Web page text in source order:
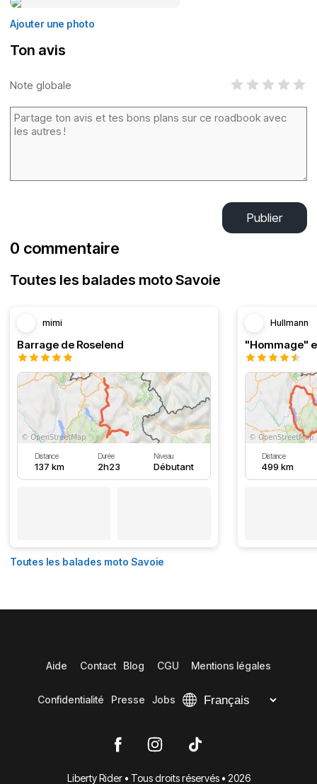
Ajouter une photo
Ton avis
Note globale
Publier
0 commentaire
Toutes les balades moto Savoie
mimi
Barrage de Roselend
Distance
137 km
Durée
2h23
Niveau
Débutant
Hullmann
Distance
499 km
Toutes les balades moto Savoie
Aide Contact Blog CGU Mentions légales
Confidentialité Presse Jobs
Liberty Rider • Tous droits réservés • 2026